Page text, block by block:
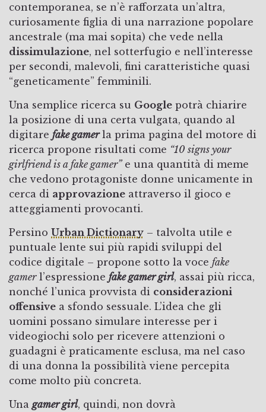
contemporanea, se n’è rafforzata un’altra,
curiosamente figlia di una narrazione popolare
ancestrale (ma mai sopita) che vede nella
dissimulazione, nel sotterfugio e nell’interesse
per secondi, malevoli, fini caratteristiche quasi
“geneticamente” femminili.
Una semplice ricerca su Google potrà chiarire
la posizione di una certa vulgata, quando al
digitare fake gamerla prima pagina del motore di
ricerca propone risultati come “10 signs your
girlfriend is a fake gamer”e una quantità di meme
che vedono protagoniste donne unicamente in
cerca di approvazione attraverso il gioco e
atteggiamenti provocanti.
Persino Urban Dictionary – talvolta utile e
puntuale lente sui più rapidi sviluppi del
codice digitale – propone sotto la voce fake
gamerl’espressione fake gamer girl, assai più ricca,
nonché l’unica provvista di considerazioni
offensive a sfondo sessuale. L’idea che gli
uomini possano simulare interesse per i
videogiochi solo per ricevere attenzioni o
guadagni è praticamente esclusa, ma nel caso
di una donna la possibilità viene percepita
come molto più concreta.
Una gamer girl, quindi, non dovrà